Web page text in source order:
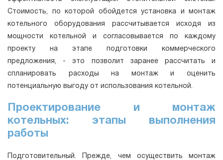
Стоимость, по которой обойдется установка и монтаж
котельного оборудования рассчитывается исходя из
мощности котельной и согласовывается по каждому
проекту на этапе подготовки коммерческого
предложения, - это позволит заранее рассчитать и
спланировать расходы на монтаж и оценить
потенциальную выгоду от использования котельной.
Проектирование и монтаж
котельных: этапы выполнения
работы
Подготовительный. Прежде, чем осуществить монтаж